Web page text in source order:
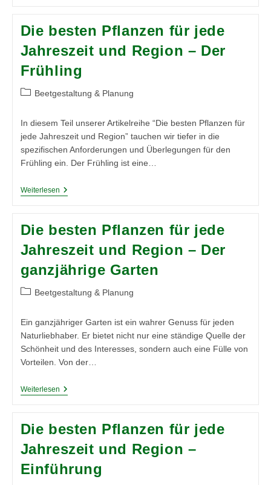
Volle
Null
Platzverschwendung
Die besten Pflanzen für jede
Jahreszeit und Region – Der
Frühling
Beitrags-
Beetgestaltung & Planung
In diesem Teil unserer Artikelreihe “Die besten Pflanzen für
jede Jahreszeit und Region” tauchen wir tiefer in die
spezifischen Anforderungen und Überlegungen für den
Frühling ein. Der Frühling ist eine…
WeiterlesenDie
Jede
Und
Region
–
Der
Die besten Pflanzen für jede
Jahreszeit und Region – Der
ganzjährige Garten
Beitrags-
Beetgestaltung & Planung
Ein ganzjähriger Garten ist ein wahrer Genuss für jeden
Naturliebhaber. Er bietet nicht nur eine ständige Quelle der
Schönheit und des Interesses, sondern auch eine Fülle von
Vorteilen. Von der…
WeiterlesenDie
Jede
Und
Region
–
Der
Die besten Pflanzen für jede
Jahreszeit und Region –
Einführung